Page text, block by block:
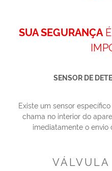
SUA SEGURANÇA
SENSOR DE
Existe um sensor
chama no interior do
imediatamente o envio
VÁLVULA